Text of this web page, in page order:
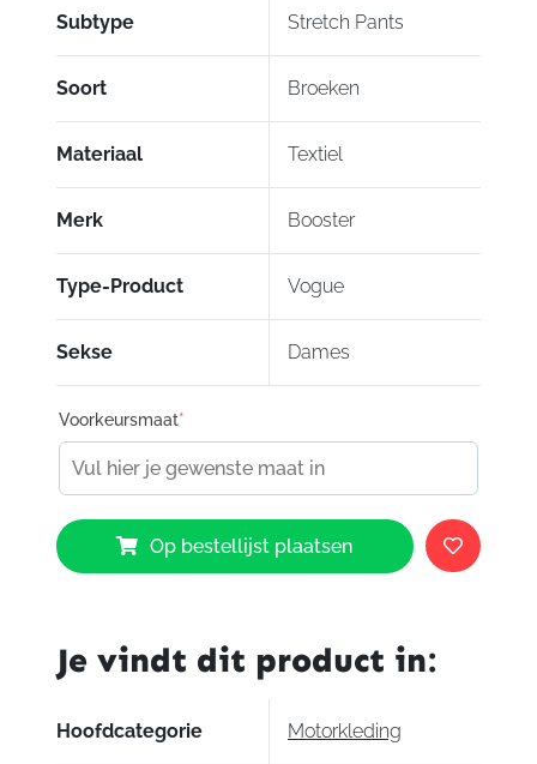
Subtype Stretch Pants
Soort Broeken
Materiaal Textiel
Merk Booster
Type-Product Vogue
Sekse Dames
Voorkeursmaat*
Booster
Vogue
aantal
Op bestellijst plaatsen
Je vindt dit product in:
Hoofdcategorie Motorkleding